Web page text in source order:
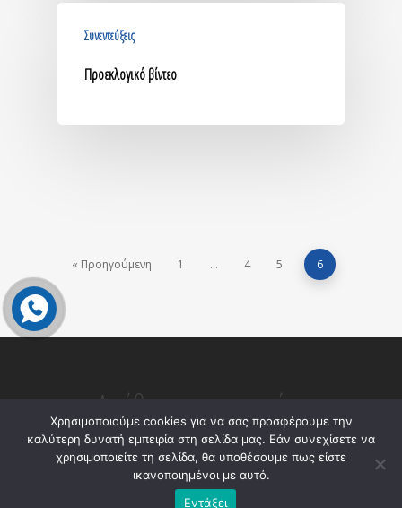
Συνεντεύξεις
Προεκλογικό βίντεο
« Προηγούμενη 1 … 4 5 6
Διεύθυνση επικοινωνίας
Μαρασλή 3, Κολωνάκι, Αθήνα, Τ.Κ. 10676
Τηλ.+302100090460
Χρησιμοποιούμε cookies για να σας προσφέρουμε την
καλύτερη δυνατή εμπειρία στη σελίδα μας. Εάν συνεχίσετε να
χρησιμοποιείτε τη σελίδα, θα υποθέσουμε πως είστε
ικανοποιημένοι με αυτό.
Εντάξει